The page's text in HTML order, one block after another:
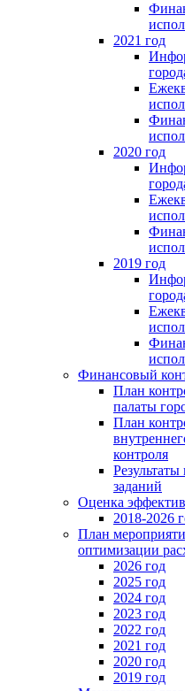
2021 год
2020 год
2019 год
Финансовый
План
палаты
План
контроля
заданий
Оценка
2018-2026
План
оптимизации
2026 год
2025 год
2024 год
2023 год
2022 год
2021 год
2020 год
2019 год